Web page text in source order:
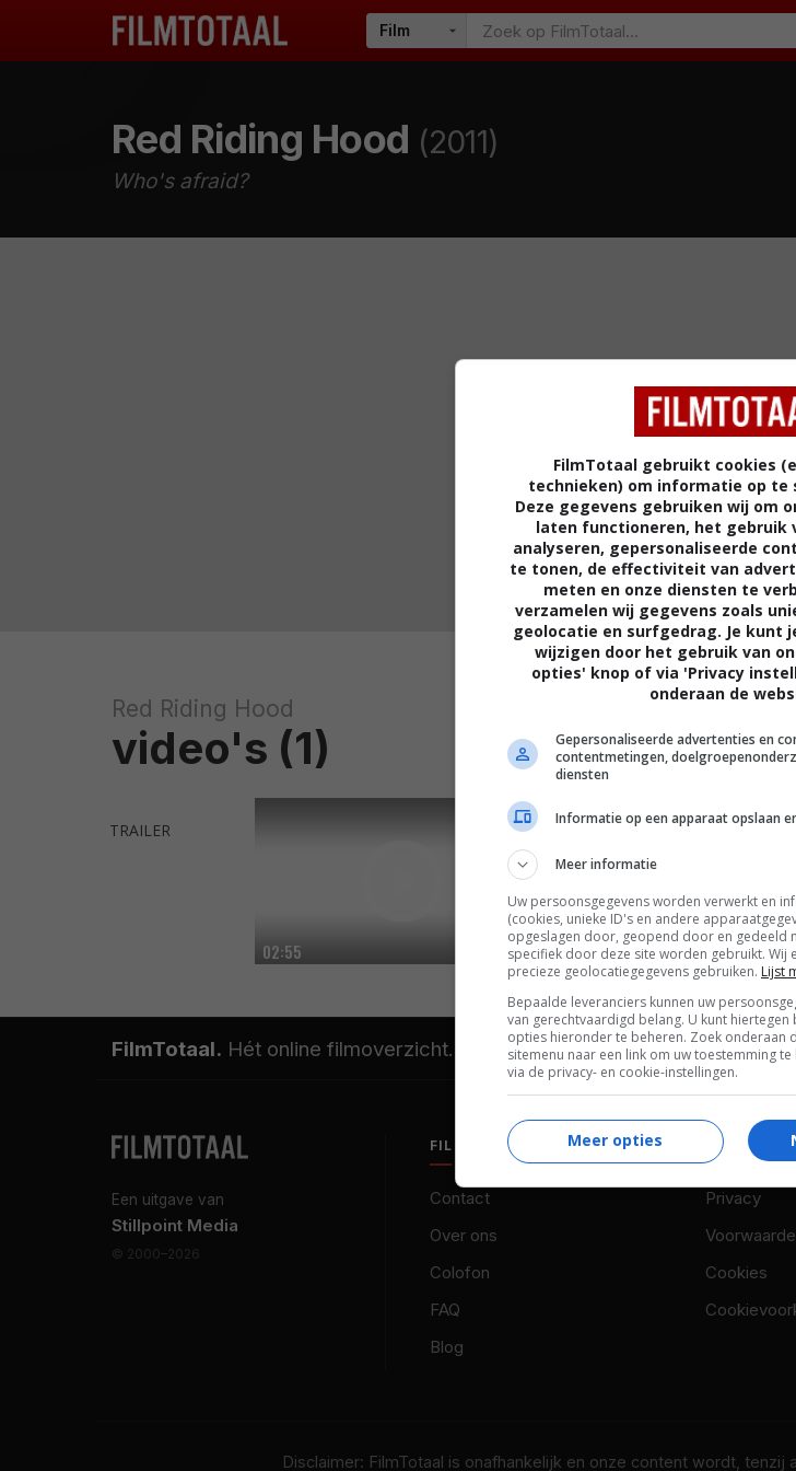
Red Riding Hood (2011)
Who's afraid?
Red Riding Hood
video's (1)
02:55
TRAILER
FilmTotaal. Hét online filmoverzicht.
Een uitgave van
Stillpoint Media
© 2000–2026
FILMTOTAAL
Contact
Over ons
Colofon
FAQ
Blog
BELEID
Privacy
Cookies
Disclaimer: FilmTotaal is onafhankelijk en onze content wordt,
FilmTotaal gebruikt cookies
technieken) om informatie op te
Deze gegevens gebruiken wij om
laten functioneren, het gebruik
analyseren, gepersonaliseerde
te tonen, de effectiviteit van
meten en onze diensten te
verzamelen wij gegevens zoals
geolocatie en surfgedrag. Je kunt
wijzigen door het gebruik van
opties' knop of via 'Privacy
onderaan de
Gepersonaliseerde advertenties en
contentmetingen,
diensten
Informatie op een apparaat opslaan
Meer informatie
Uw persoonsgegevens worden verwerkt en
(cookies, unieke ID's en andere
opgeslagen door, geopend door en gedeeld
specifiek door deze site worden gebruikt. Wij
precieze geolocatiegegevens gebruiken. Lijst
Bepaalde leveranciers kunnen uw
van gerechtvaardigd belang. U kunt
opties hieronder te beheren. Zoek onderaan
sitemenu naar een link om uw toestemming
via de privacy- en cookie-instellingen.
Meer opties